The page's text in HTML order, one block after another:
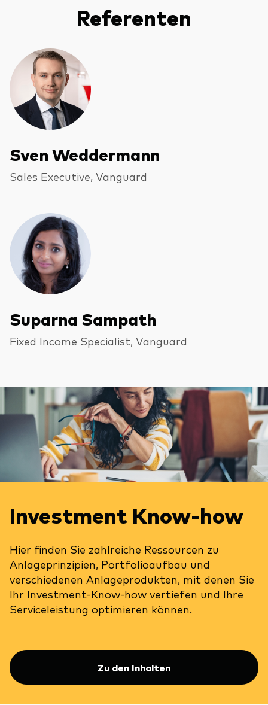
Referenten
Sven Weddermann
Sales Executive, Vanguard
Suparna Sampath
Fixed Income Specialist, Vanguard
Investment Know-how
Hier finden Sie zahlreiche Ressourcen zu
Anlageprinzipien, Portfolioaufbau und
verschiedenen Anlageprodukten, mit denen Sie
Ihr Investment-Know-how vertiefen und Ihre
Serviceleistung optimieren können.
Zu den Inhalten